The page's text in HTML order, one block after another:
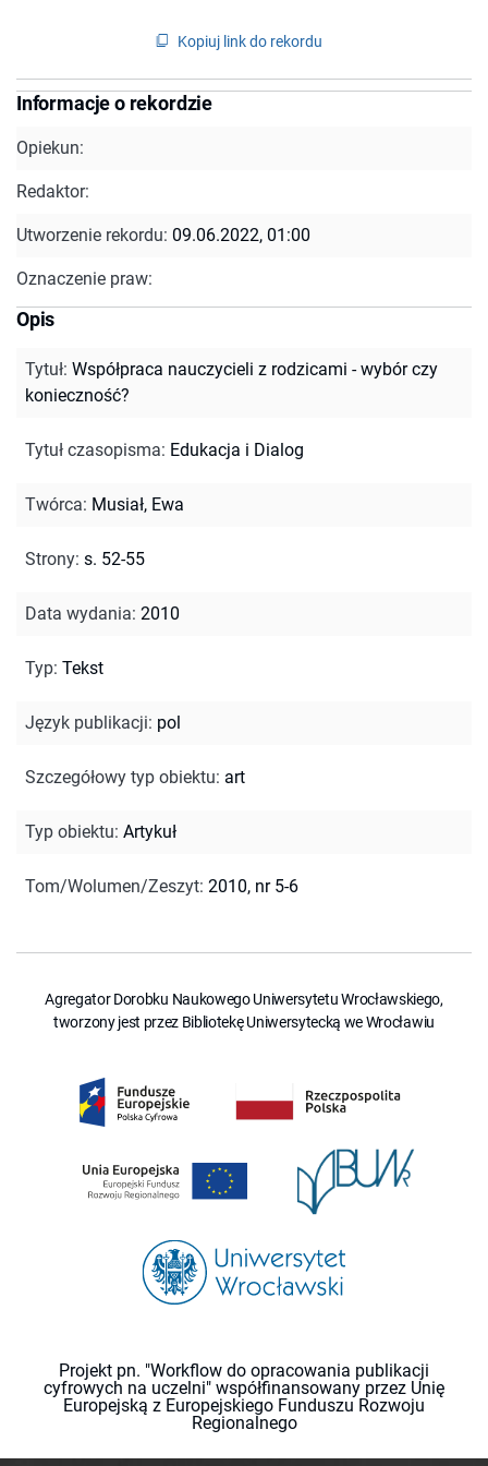
Kopiuj link do rekordu
Informacje o rekordzie
Opiekun:
Redaktor:
Utworzenie rekordu: 09.06.2022, 01:00
Oznaczenie praw:
Opis
Tytuł: Współpraca nauczycieli z rodzicami - wybór czy
konieczność?
Tytuł czasopisma: Edukacja i Dialog
Twórca: Musiał, Ewa
Strony: s. 52-55
Data wydania: 2010
Typ: Tekst
Język publikacji: pol
Szczegółowy typ obiektu: art
Typ obiektu: Artykuł
Tom/Wolumen/Zeszyt: 2010, nr 5-6
Agregator Dorobku Naukowego Uniwersytetu Wrocławskiego,
tworzony jest przez Bibliotekę Uniwersytecką we Wrocławiu
Projekt pn. "Workflow do opracowania publikacji
cyfrowych na uczelni" współfinansowany przez Unię
Europejską z Europejskiego Funduszu Rozwoju
Regionalnego